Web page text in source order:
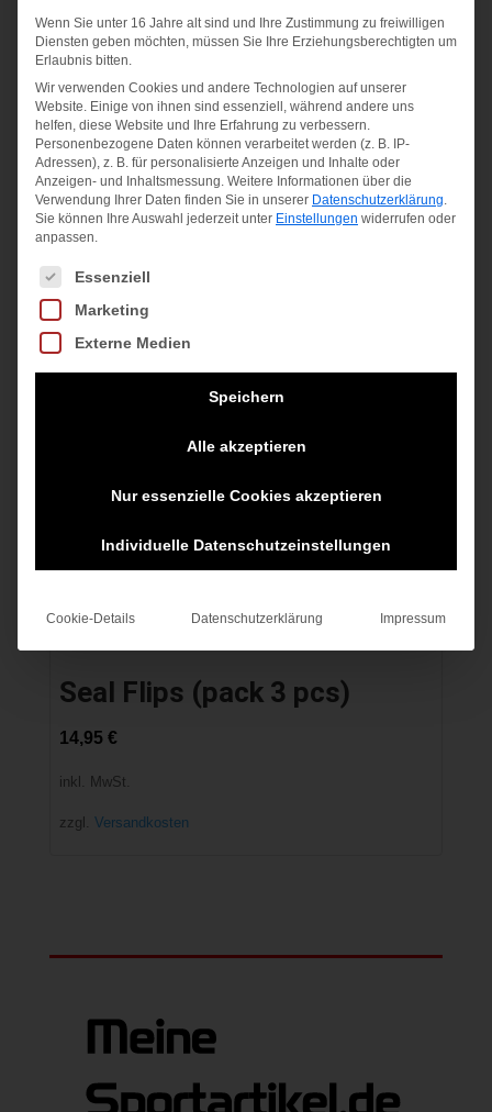
19,95€
inkl. MwSt.
zzgl.
Versandkosten
3pcs
Pack
14,95€
inkl. MwSt.
Versandkosten
Junior
inkl. MwSt.
zzgl.
Versandkosten
Seal Flips (pack 3 pcs)
14,95 €
inkl. MwSt.
zzgl. Versandkosten
Wenn Sie unter 16 Jahre alt sind und Ihre Zustimmung zu freiwilligen
Diensten geben möchten, müssen Sie Ihre Erziehungsberechtigten um
Erlaubnis bitten.
Wir verwenden Cookies und andere Technologien auf unserer
Website. Einige von ihnen sind essenziell, während andere uns
helfen, diese Website und Ihre Erfahrung zu verbessern.
Personenbezogene Daten können verarbeitet werden (z. B. IP-
Adressen), z. B. für personalisierte Anzeigen und Inhalte oder
Anzeigen- und Inhaltsmessung. Weitere Informationen über die
Verwendung Ihrer Daten finden Sie in unserer Datenschutzerklärung.
Sie können Ihre Auswahl jederzeit unter Einstellungen widerrufen oder
anpassen.
Es folgt eine Liste der Service-Gruppen, für die eine
Essenziell
Marketing
Externe Medien
Speichern
Alle akzeptieren
Nur essenzielle Cookies akzeptieren
Individuelle Datenschutzeinstellungen
Cookie-Details Datenschutzerklärung Impressum